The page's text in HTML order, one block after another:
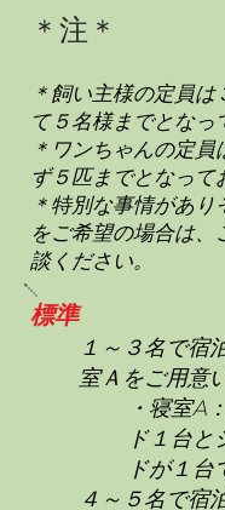
＊注＊
＊飼い主様の定員
て５名様までとなっ
＊ワンちゃんの定
ず５匹までとなって
＊特別な事情があ
をご希望の場合は
談ください。
標準
１～３名で宿
室Ａをご用意
・寝室A
ド１台
ドが１台
４～５名で宿